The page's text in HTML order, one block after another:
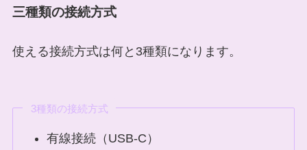
三種類の接続方式
使える接続方式は何と3種類になります。
3種類の接続方式
有線接続（USB-C）